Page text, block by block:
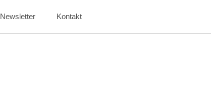
Newsletter Kontakt